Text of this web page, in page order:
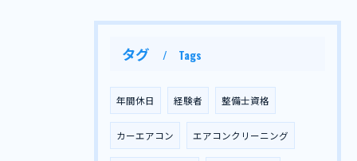
タグ Tags
年間休日 経験者 整備士資格
カーエアコン エアコンクリーニング